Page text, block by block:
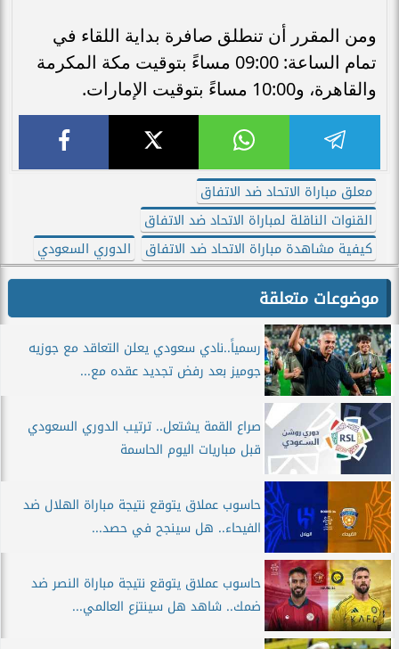
ومن المقرر أن تنطلق صافرة بداية اللقاء في
تمام الساعة: 09:00 مساءً بتوقيت مكة المكرمة
والقاهرة، و10:00 مساءً بتوقيت الإمارات.
معلق مباراة الاتحاد ضد الاتفاق
القنوات الناقلة لمباراة الاتحاد ضد الاتفاق
كيفية مشاهدة مباراة الاتحاد ضد الاتفاق
الدوري السعودي
موضوعات متعلقة
رسمياً..نادي سعودي يعلن التعاقد مع جوزيه
جوميز بعد رفض تجديد عقده مع...
صراع القمة يشتعل.. ترتيب الدوري السعودي
قبل مباريات اليوم الحاسمة
حاسوب عملاق يتوقع نتيجة مباراة الهلال ضد
الفيحاء.. هل سينجح في حصد...
حاسوب عملاق يتوقع نتيجة مباراة النصر ضد
ضمك.. شاهد هل سينتزع العالمي...